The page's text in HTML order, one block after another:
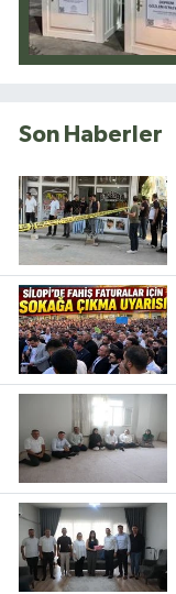
Son Haberler